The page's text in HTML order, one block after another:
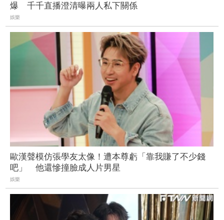
爆 千千直播澄清曝兩人私下關係
娛樂
歐漢聲模仿張學友太像！遭本尊虧「靠我賺了不少錢
吧」 他還慘撞臉成人片男星
娛樂